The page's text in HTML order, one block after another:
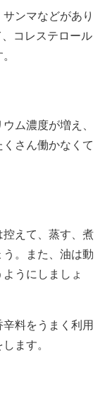
ンマなどがあり
コレステロール
ム濃度が増え、
さん働かなくて
えて、蒸す、煮
。また、油は動
うにしましょ
料をうまく利用
ます。